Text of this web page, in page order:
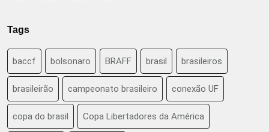
Tags
baccf bolsonaro BRAFF brasil brasileiros
brasileirão campeonato brasileiro conexão UF
copa do brasil Copa Libertadores da América